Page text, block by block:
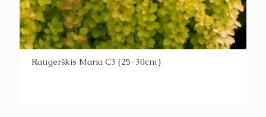
Raugerškis Maria C3 (25-30cm)